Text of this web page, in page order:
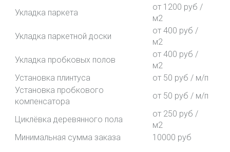
Укладка паркета
от 1200 руб /
м2
Укладка паркетной доски
от 400 руб /
м2
Укладка пробковых полов
от 400 руб /
м2
Установка плинтуса
от 50 руб / м/п
Установка пробкового
компенсатора
от 50 руб / м/п
Циклёвка деревянного пола
от 250 руб /
м2
Минимальная сумма заказа
10000 руб